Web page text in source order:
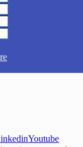
Youtube